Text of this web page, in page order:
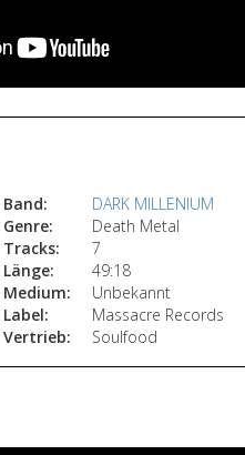
Band:
DARK MILLENIUM
Genre:
Death Metal
Tracks:
7
Länge:
49:18
Medium:
Unbekannt
Label:
Massacre Records
Vertrieb:
Soulfood